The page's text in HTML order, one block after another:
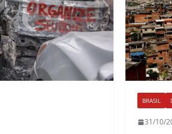
BRASIL
31/10/